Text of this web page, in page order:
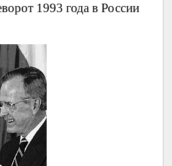
1993 года в России